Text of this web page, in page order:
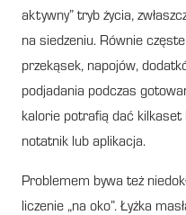
aktywny” tryb życia,
na siedzeniu. Równie
przekąsek, napojów,
podjadania podczas
kalorie potrafią dać kilkaset
notatnik lub aplikacja.
Problemem bywa też
liczenie „na oko”. Łyżka